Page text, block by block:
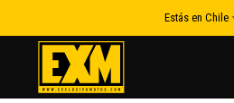
to
Estás en Chile